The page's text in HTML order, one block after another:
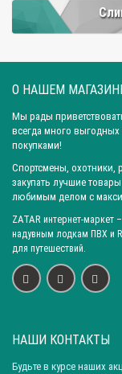
О НАШЕМ
Мы рады
всегда много
покупками!
Спортсмены, охотники,
закупать лучшие
любимым делом с
ZATAR интернет-маркет
надувным лодкам ПВХ и
для путешествий.
НАШИ КОНТАКТЫ
Будьте в курсе наших